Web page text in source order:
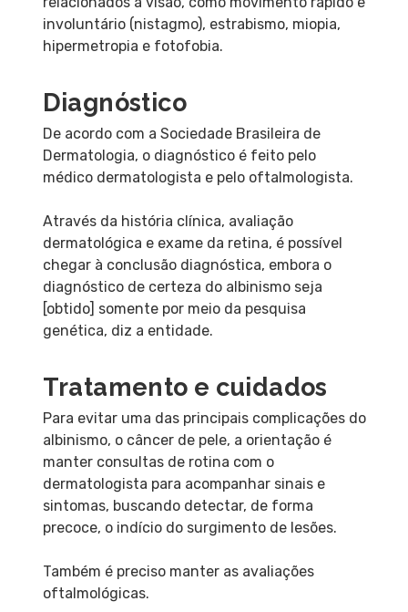
involuntário (nistagmo), estrabismo, miopia,
hipermetropia e fotofobia.
Diagnóstico
De acordo com a Sociedade Brasileira de
Dermatologia, o diagnóstico é feito pelo
médico dermatologista e pelo oftalmologista.
Através da história clínica, avaliação
dermatológica e exame da retina, é possível
chegar à conclusão diagnóstica, embora o
diagnóstico de certeza do albinismo seja
[obtido] somente por meio da pesquisa
genética, diz a entidade.
Tratamento e cuidados
Para evitar uma das principais complicações do
albinismo, o câncer de pele, a orientação é
manter consultas de rotina com o
dermatologista para acompanhar sinais e
sintomas, buscando detectar, de forma
precoce, o indício do surgimento de lesões.
Também é preciso manter as avaliações
oftalmológicas.